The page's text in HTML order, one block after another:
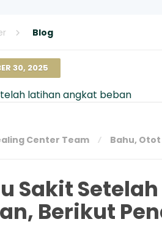
Blog
30, 2025
Center Team Bahu, Otot
Sakit
Berikut